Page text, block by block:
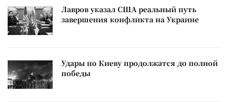
Лавров указал США реальный путь
завершения конфликта на Украине
Удары по Киеву продолжатся до полной
победы